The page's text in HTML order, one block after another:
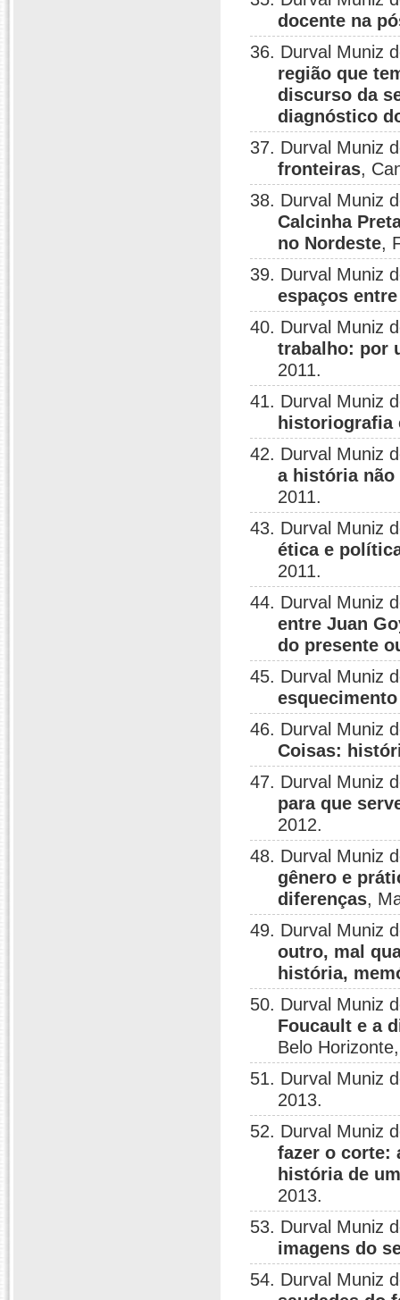
docente na
36. Durval Muniz
região que
discurso da
diagnóstico
37. Durval Muniz
fronteiras,
38. Durval Muniz
Calcinha
no Nordeste,
39. Durval Muniz
espaços
40. Durval Muniz
trabalho: por
2011.
41. Durval Muniz
historiografia
42. Durval Muniz
a história não
2011.
43. Durval Muniz
ética e
2011.
44. Durval Muniz
entre Juan
do presente
45. Durval Muniz
46. Durval Muniz
Coisas:
47. Durval Muniz
para que
2012.
48. Durval Muniz
gênero e
diferenças,
49. Durval Muniz
outro, mal
história,
50. Durval Muniz
Foucault e a
Belo
51. Durval Muniz
2013.
52. Durval Muniz
fazer o corte:
história de
2013.
53. Durval Muniz
imagens do
54. Durval Muniz